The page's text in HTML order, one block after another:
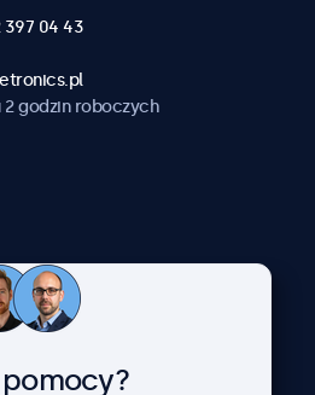
397 04 43
godzin roboczych
Beetronics